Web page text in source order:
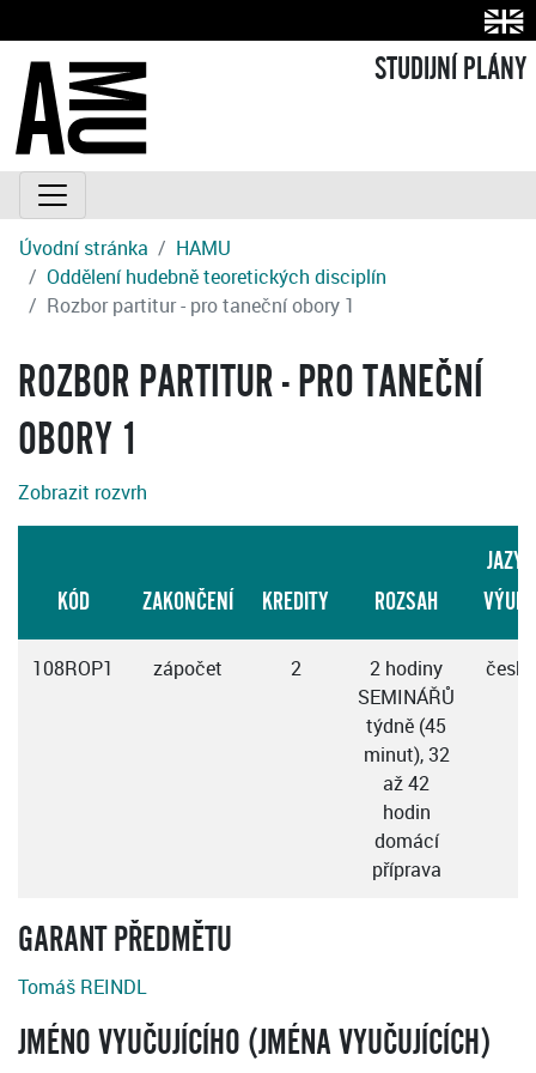
STUDIJNÍ PLÁNY
Úvodní stránka
HAMU
Oddělení hudebně teoretických disciplín
Rozbor partitur - pro taneční obory 1
ROZBOR PARTITUR - PRO TANEČNÍ
OBORY 1
Zobrazit rozvrh
KÓD ZAKONČENÍ KREDITY ROZSAH
JAZYK
VÝUKY
108ROP1 zápočet 2
2 hodiny
SEMINÁŘŮ
týdně (45
minut), 32
až 42
hodin
domácí
příprava
česky
GARANT PŘEDMĚTU
Tomáš REINDL
JMÉNO VYUČUJÍCÍHO (JMÉNA VYUČUJÍCÍCH)